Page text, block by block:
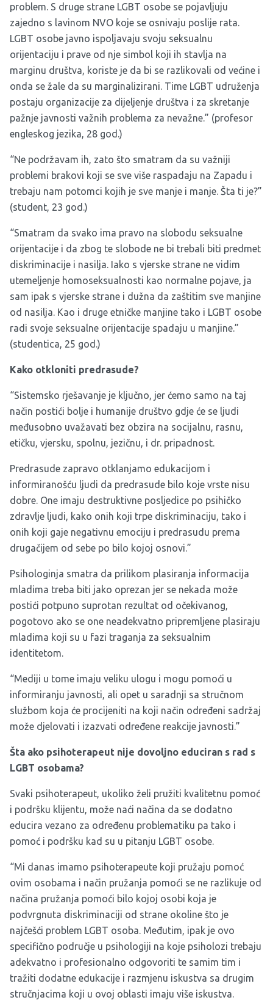
problem. S druge strane LGBT osobe se pojavljuju
zajedno s lavinom NVO koje se osnivaju poslije rata.
LGBT osobe javno ispoljavaju svoju seksualnu
orijentaciju i prave od nje simbol koji ih stavlja na
marginu društva, koriste je da bi se razlikovali od većine i
onda se žale da su marginalizirani. Time LGBT udruženja
postaju organizacije za dijeljenje društva i za skretanje
pažnje javnosti važnih problema za nevažne.” (profesor
engleskog jezika, 28 god.)
“Ne podržavam ih, zato što smatram da su važniji
problemi brakovi koji se sve više raspadaju na Zapadu i
trebaju nam potomci kojih je sve manje i manje. Šta ti je?”
(student, 23 god.)
“Smatram da svako ima pravo na slobodu seksualne
orijentacije i da zbog te slobode ne bi trebali biti predmet
diskriminacije i nasilja. Iako s vjerske strane ne vidim
utemeljenje homoseksualnosti kao normalne pojave, ja
sam ipak s vjerske strane i dužna da zaštitim sve manjine
od nasilja. Kao i druge etničke manjine tako i LGBT osobe
radi svoje seksualne orijentacije spadaju u manjine.”
(studentica, 25 god.)
Kako otkloniti predrasude?
“Sistemsko rješavanje je ključno, jer ćemo samo na taj
način postići bolje i humanije društvo gdje će se ljudi
međusobno uvažavati bez obzira na socijalnu, rasnu,
etičku, vjersku, spolnu, jezičnu, i dr. pripadnost.
Predrasude zapravo otklanjamo edukacijom i
informiranošću ljudi da predrasude bilo koje vrste nisu
dobre. One imaju destruktivne posljedice po psihičko
zdravlje ljudi, kako onih koji trpe diskriminaciju, tako i
onih koji gaje negativnu emociju i predrasudu prema
drugačijem od sebe po bilo kojoj osnovi.”
Psihologinja smatra da prilikom plasiranja informacija
mladima treba biti jako oprezan jer se nekada može
postići potpuno suprotan rezultat od očekivanog,
pogotovo ako se one neadekvatno pripremljene plasiraju
mladima koji su u fazi traganja za seksualnim
identitetom.
“Mediji u tome imaju veliku ulogu i mogu pomoći u
informiranju javnosti, ali opet u saradnji sa stručnom
službom koja će procijeniti na koji način određeni sadržaj
može djelovati i izazvati određene reakcije javnosti.”
Šta ako psihoterapeut nije dovoljno educiran s rad s
LGBT osobama?
Svaki psihoterapeut, ukoliko želi pružiti kvalitetnu pomoć
i podršku klijentu, može naći načina da se dodatno
educira vezano za određenu problematiku pa tako i
pomoć i podršku kad su u pitanju LGBT osobe.
“Mi danas imamo psihoterapeute koji pružaju pomoć
ovim osobama i način pružanja pomoći se ne razlikuje od
načina pružanja pomoći bilo kojoj osobi koja je
podvrgnuta diskriminaciji od strane okoline što je
najčešći problem LGBT osoba. Međutim, ipak je ovo
specifično područje u psihologiji na koje psiholozi trebaju
adekvatno i profesionalno odgovoriti te samim tim i
tražiti dodatne edukacije i razmjenu iskustva sa drugim
stručnjacima koji u ovoj oblasti imaju više iskustva.